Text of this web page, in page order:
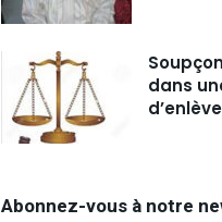
dans
Abonnez-vous à notre